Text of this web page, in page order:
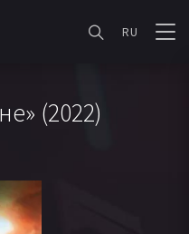
RU
(2022)